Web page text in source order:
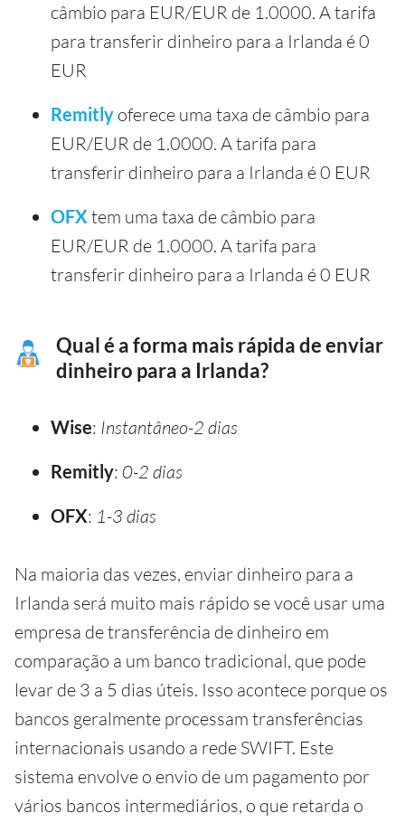
câmbio para EUR/EUR de 1.0000. A tarifa
para transferir dinheiro para a Irlanda é 0
EUR
Remitly oferece uma taxa de câmbio para
EUR/EUR de 1.0000. A tarifa para
transferir dinheiro para a Irlanda é 0 EUR
OFX tem uma taxa de câmbio para
EUR/EUR de 1.0000. A tarifa para
transferir dinheiro para a Irlanda é 0 EUR
Qual é a forma mais rápida de enviar
dinheiro para a Irlanda?
Wise: Instantâneo-2 dias
Remitly: 0-2 dias
OFX: 1-3 dias
Na maioria das vezes, enviar dinheiro para a
Irlanda será muito mais rápido se você usar uma
empresa de transferência de dinheiro em
comparação a um banco tradicional, que pode
levar de 3 a 5 dias úteis. Isso acontece porque os
bancos geralmente processam transferências
internacionais usando a rede SWIFT. Este
sistema envolve o envio de um pagamento por
vários bancos intermediários, o que retarda o